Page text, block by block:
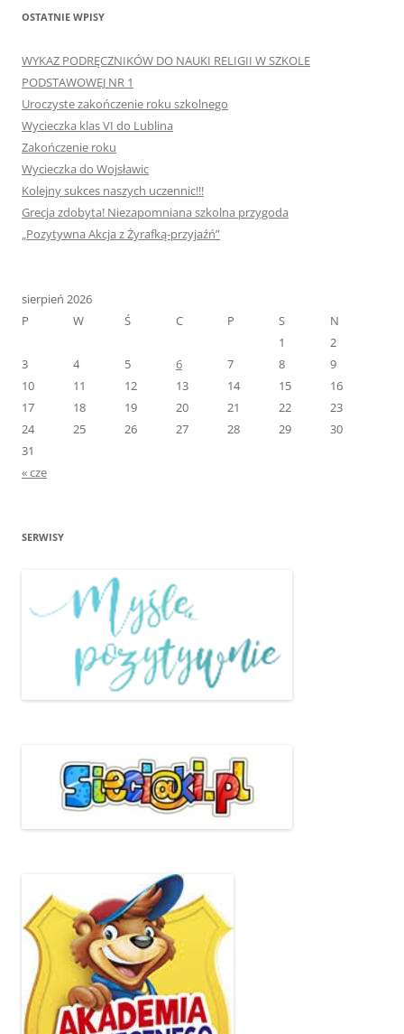
OSTATNIE WPISY
WYKAZ PODRĘCZNIKÓW DO NAUKI RELIGII W SZKOLE
PODSTAWOWEJ NR 1
Uroczyste zakończenie roku szkolnego
Wycieczka klas VI do Lublina
Zakończenie roku
Wycieczka do Wojsławic
Kolejny sukces naszych uczennic!!!
Grecja zdobyta! Niezapomniana szkolna przygoda
„Pozytywna Akcja z Żyrafką-przyjaźń”
sierpień 2026
P
W Ś C P S
N
1
2
3
4 5 6 7 8
9
10
11 12 13 14 15
16
17
18 19 20 21 22
23
24
25 26 27 28 29
30
31
« cze
SERWISY